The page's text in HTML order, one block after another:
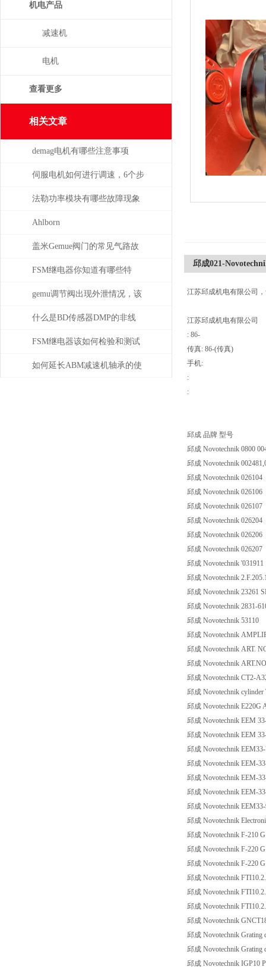
机电产品
减速机
电机
查看更多
相关文章
demag电机有哪些注意事项
伺服电机如何进行调速，6个步
骤轻松解决！
法勒功率模块有哪些故障现象
需要检查
Ahlborn
盖米Gemue阀门的常见气路故
障、执行器不动作问题排查与
密封件更换步骤
FSM继电器你知道有哪些特
点？
gemu调节阀出现外泄情况，该
如何处理
什么是BD传感器DMP的非线
性，怎么产生的？
FSM继电器该如何检验和测试
如何延长ABM减速机轴承的使
邱成021-
江苏邱成机电有限公司
江苏邱成机电有限公司
: 86-
传真: 86-(传真)
手机:
:
:
邱成 品牌 型号
邱成 Novotechnik 0800
邱成 Novotechnik
邱成 Novotechnik 026104
邱成 Novotechnik 026106
邱成 Novotechnik 026107
邱成 Novotechnik 026204
邱成 Novotechnik 026206
邱成 Novotechnik 026207
邱成 Novotechnik '031911
邱成 Novotechnik
邱成 Novotechnik 23261
邱成 Novotechnik 2831-
邱成 Novotechnik 53110
邱成 Novotechnik
邱成 Novotechnik ART.
邱成 Novotechnik
邱成 Novotechnik CT2-
邱成 Novotechnik cylinder
邱成 Novotechnik E220G
邱成 Novotechnik EEM
邱成 Novotechnik EEM
邱成 Novotechnik
邱成 Novotechnik EEM-
邱成 Novotechnik EEM-
邱成 Novotechnik EEM-
邱成 Novotechnik
邱成 Novotechnik
邱成 Novotechnik F-210 G
邱成 Novotechnik F-220 G
邱成 Novotechnik F-220
邱成 Novotechnik
邱成 Novotechnik
邱成 Novotechnik
邱成 Novotechnik
邱成 Novotechnik Grating
邱成 Novotechnik Grating
邱成 Novotechnik IGP10